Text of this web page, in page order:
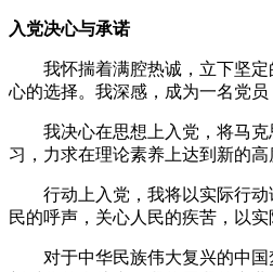
入党决心与承诺
我怀揣着满腔热诚，立下坚
心的选择。我深感，成为一名党
我决心在思想上入党，将马
习，力求在理论素养上达到新的
行动上入党，我将以实际行
民的呼声，关心人民的疾苦，以
对于中华民族伟大复兴的中